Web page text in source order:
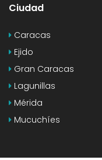
Ciudad
Caracas
Ejido
Gran Caracas
Lagunillas
Mérida
Mucuchíes